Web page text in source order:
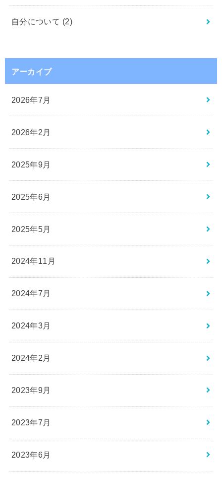
自分について (2)
アーカイブ
2026年7月
2026年2月
2025年9月
2025年6月
2025年5月
2024年11月
2024年7月
2024年3月
2024年2月
2023年9月
2023年7月
2023年6月